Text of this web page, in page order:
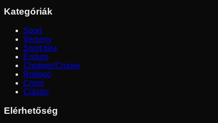
Kategóriák
Sport
Verseny
Sport túra
Enduro
Chopper/Cruiser
Robogó
Cross
Classic
Elérhetőség